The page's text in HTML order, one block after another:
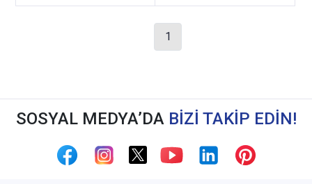
1
SOSYAL MEDYA’DA BİZİ TAKİP EDİN!